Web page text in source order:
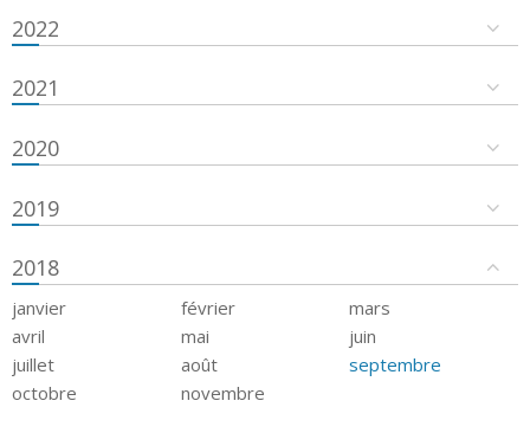
2022
2021
2020
2019
2018
janvier février
mars
avril
mai
juin
juillet
août
septembre
octobre
novembre